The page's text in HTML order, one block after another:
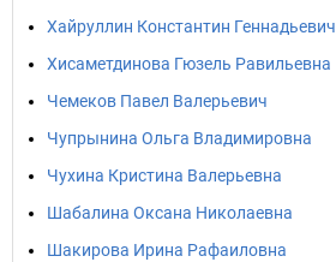
Хайруллин Константин Геннадьевич
Хисаметдинова Гюзель Равильевна
Чемеков Павел Валерьевич
Чупрынина Ольга Владимировна
Чухина Кристина Валерьевна
Шабалина Оксана Николаевна
Шакирова Ирина Рафаиловна